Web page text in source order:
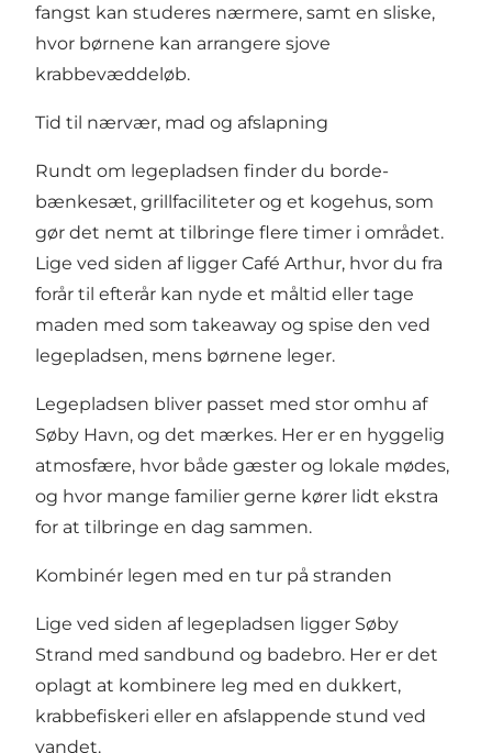
fangst kan studeres nærmere, samt en sliske,
hvor børnene kan arrangere sjove
krabbevæddeløb.
Tid til nærvær, mad og afslapning
Rundt om legepladsen finder du borde-
bænkesæt, grillfaciliteter og et kogehus, som
gør det nemt at tilbringe flere timer i området.
Lige ved siden af ligger Café Arthur, hvor du fra
forår til efterår kan nyde et måltid eller tage
maden med som takeaway og spise den ved
legepladsen, mens børnene leger.
Legepladsen bliver passet med stor omhu af
Søby Havn, og det mærkes. Her er en hyggelig
atmosfære, hvor både gæster og lokale mødes,
og hvor mange familier gerne kører lidt ekstra
for at tilbringe en dag sammen.
Kombinér legen med en tur på stranden
Lige ved siden af legepladsen ligger Søby
Strand med sandbund og badebro. Her er det
oplagt at kombinere leg med en dukkert,
krabbefiskeri eller en afslappende stund ved
vandet.